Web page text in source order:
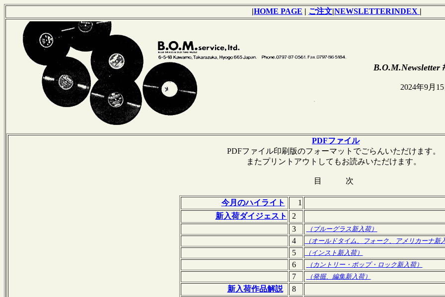
|HOME PAGE | ご注文|NEWSLETTERINDEX |
B.O.M.Newsletter
2024年9月15
PDFファイル
PDFファイル印刷版のフォーマットでごらんいただけます。
またプリントアウトしてもお読みいただけます。
目 次
今月のハイライト
1
新入荷ダイジェスト
2
3
（ブルーグラス新入荷）
4 （オールドタイム、フォーク、アメリカーナ新
5 （インスト新入荷）
6 （カントリー・ポップ・ロック新入荷）
7 （発掘、編集新入荷）
新入荷作品解説
8